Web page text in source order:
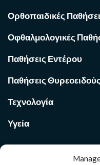
Ορθοπαιδικές
Οφθαλμολογικές
Παθήσεις Εντέρου
Παθήσεις Θυρεοειδούς
Τεχνολογία
Υγεία